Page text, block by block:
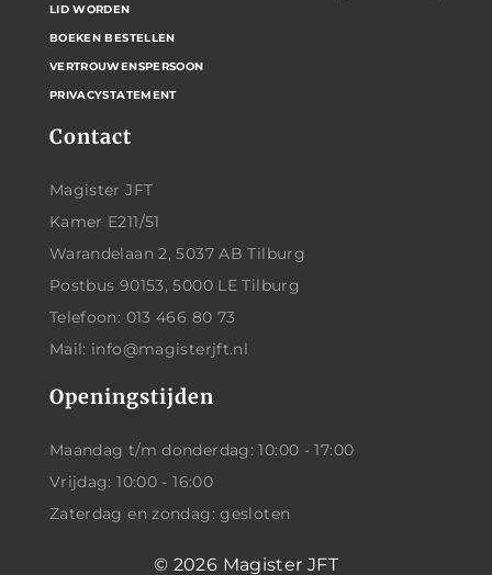
Contact
Magister JFT
Kamer E211/51
Warandelaan 2, 5037 AB Tilburg
Postbus 90153, 5000 LE Tilburg
Telefoon: 013 466 80 73
Mail: info@magisterjft.nl
Openingstijden
Maandag t/m donderdag: 10:00 - 17:00
Vrijdag: 10:00 - 16:00
Zaterdag en zondag: gesloten
LID WORDEN
BOEKEN BESTELLEN
VERTROUWENSPERSOON
PRIVACYSTATEMENT
© 2026 Magister JFT